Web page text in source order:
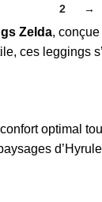
2 →
Zelda,
ces leggings
optimal